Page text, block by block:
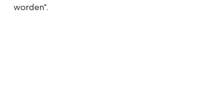
worden".